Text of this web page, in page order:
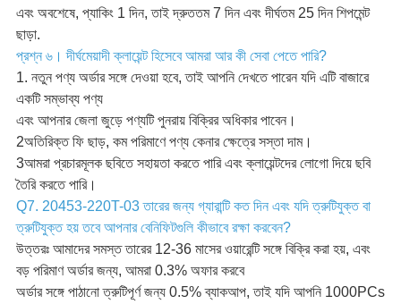
এবং অবশেষে, প্যাকিং 1 দিন, তাই দ্রুততম 7 দিন এবং দীর্ঘতম 25 দিন শিপমেন্ট
ছাড়া.
প্রশ্ন ৬। দীর্ঘমেয়াদী ক্লায়েন্ট হিসেবে আমরা আর কী সেবা পেতে পারি?
1. নতুন পণ্য অর্ডার সঙ্গে দেওয়া হবে, তাই আপনি দেখতে পারেন যদি এটি বাজারে
একটি সম্ভাব্য পণ্য
এবং আপনার জেলা জুড়ে পণ্যটি পুনরায় বিক্রির অধিকার পাবেন।
2অতিরিক্ত ফি ছাড়, কম পরিমাণে পণ্য কেনার ক্ষেত্রে সস্তা দাম।
3আমরা প্রচারমূলক ছবিতে সহায়তা করতে পারি এবং ক্লায়েন্টদের লোগো দিয়ে ছবি
তৈরি করতে পারি।
Q7. 20453-220T-03 তারের জন্য গ্যারান্টি কত দিন এবং যদি ত্রুটিযুক্ত বা
ত্রুটিযুক্ত হয় তবে আপনার বেনিফিটগুলি কীভাবে রক্ষা করবেন?
উত্তরঃ আমাদের সমস্ত তারের 12-36 মাসের ওয়ারেন্টি সঙ্গে বিক্রি করা হয়, এবং
বড় পরিমাণ অর্ডার জন্য, আমরা 0.3% অফার করবে
অর্ডার সঙ্গে পাঠানো ত্রুটিপূর্ণ জন্য 0.5% ব্যাকআপ, তাই যদি আপনি 1000PCs